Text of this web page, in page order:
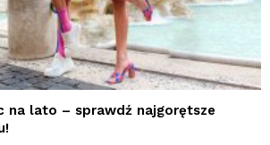
na lato – sprawdź najgorętsze